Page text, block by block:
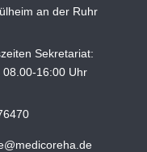
an der Ruhr
Sekretariat:
08.00-16:00 Uhr